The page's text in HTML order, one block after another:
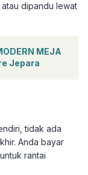
dipandu lewat
MEJA
Jepara
tidak ada
Anda bayar
rantai